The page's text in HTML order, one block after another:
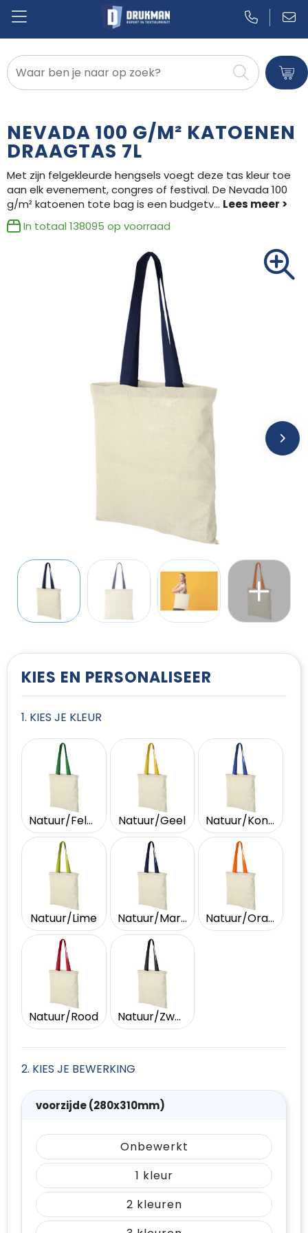
Badtextiel en Douche
Bodywarmers
Broeken en Rokken
Caps, Hoeden en Mutsen
Handschoenen en Sjaals
Kledingaccessoires
Ondergoed, Sokken en Nachtkleding
Schoenen
Sweaters
T-Shirts
Vesten
NEVADA 100 G/M² KATOENEN
DRAAGTAS 7L
Met zijn felgekleurde hengsels voegt deze tas kleur toe
aan elk evenement, congres of festival. De Nevada 100
g/m² katoenen tote bag is een budgetv...
In totaal 138095 op voorraad
KIES EN PERSONALISEER
1. KIES JE KLEUR
Natuur/Felgroen Natuur/Geel Natuur/Koningsblauw
Natuur/Lime Natuur/Marineblauw Natuur/Oranje
Natuur/Rood Natuur/Zwart
2. KIES JE BEWERKING
voorzijde (280x310mm)
Onbewerkt
1
2